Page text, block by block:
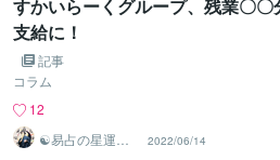
すかいらーくグループ、残業〇〇
支給に！
記事
コラム
12
☯易占の星運河
2022/06/14